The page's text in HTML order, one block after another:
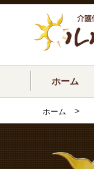
ホーム
ホーム >